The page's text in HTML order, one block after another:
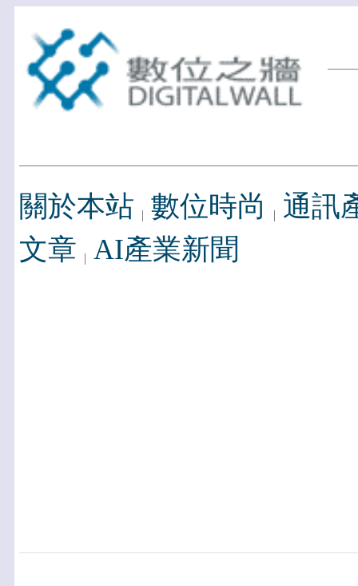
關於本站 數位時尚
通訊
文章 AI產業新聞